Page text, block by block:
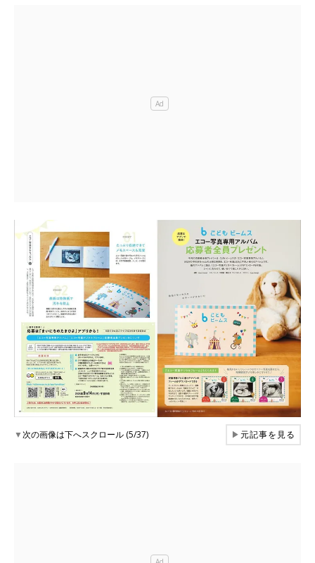
▼次の画像は下へスクロール (5/37) ▶元記事を見る